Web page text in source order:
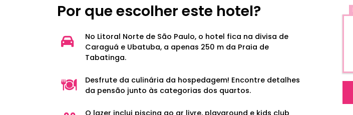
Por que escolher este hotel?
No Litoral Norte de São Paulo, o hotel fica na divisa de
Caraguá e Ubatuba, a apenas 250 m da Praia de
Tabatinga.
Desfrute da culinária da hospedagem! Encontre detalhes
da pensão junto às categorias dos quartos.
O lazer inclui piscina ao ar livre, playground e kids club